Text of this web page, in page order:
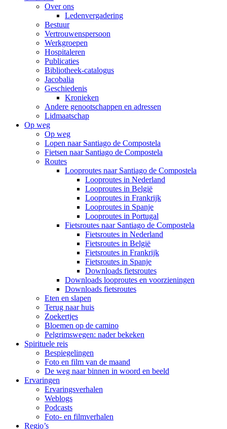
Over ons
Ledenvergadering
Bestuur
Vertrouwenspersoon
Werkgroepen
Hospitaleren
Publicaties
Bibliotheek-catalogus
Jacobalia
Geschiedenis
Kronieken
Andere genootschappen en adressen
Lidmaatschap
Op weg
Op weg
Lopen naar Santiago de Compostela
Fietsen naar Santiago de Compostela
Routes
Looproutes naar Santiago de Compostela
Looproutes in Nederland
Looproutes in België
Looproutes in Frankrijk
Looproutes in Spanje
Looproutes in Portugal
Fietsroutes naar Santiago de Compostela
Fietsroutes in Nederland
Fietsroutes in België
Fietsroutes in Frankrijk
Fietsroutes in Spanje
Downloads fietsroutes
Downloads looproutes en voorzieningen
Downloads fietsroutes
Eten en slapen
Terug naar huis
Zoekertjes
Bloemen op de camino
Pelgrimswegen: nader bekeken
Spirituele reis
Bespiegelingen
Foto en film van de maand
De weg naar binnen in woord en beeld
Ervaringen
Ervaringsverhalen
Weblogs
Podcasts
Foto- en filmverhalen
Regio’s